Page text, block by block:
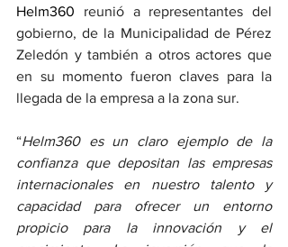
Helm360 reunió a representantes del
gobierno, de la Municipalidad de Pérez
Zeledón y también a otros actores que
en su momento fueron claves para la
llegada de la empresa a la zona sur.
“Helm360 es un claro ejemplo de la
confianza que depositan las empresas
internacionales en nuestro talento y
capacidad para ofrecer un entorno
propicio para la innovación y el